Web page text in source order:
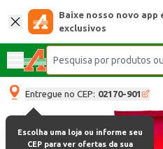
Baixe nosso novo app
exclusivos
Entregue no CEP: 02170-901
Escolha uma loja ou informe seu
CEP para ver ofertas da sua